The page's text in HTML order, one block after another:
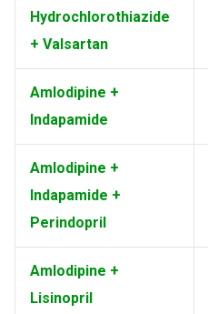
Hydrochlorothiazide
+ Valsartan
Amlodipine +
Indapamide
Amlodipine +
Indapamide +
Perindopril
Amlodipine +
Lisinopril